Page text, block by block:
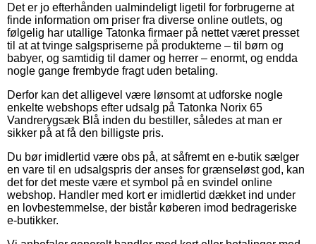
Det er jo efterhånden ualmindeligt ligetil for forbrugerne at
finde information om priser fra diverse online outlets, og
følgelig har utallige Tatonka firmaer på nettet været presset
til at at tvinge salgspriserne på produkterne – til børn og
babyer, og samtidig til damer og herrer – enormt, og endda
nogle gange frembyde fragt uden betaling.
Derfor kan det alligevel være lønsomt at udforske nogle
enkelte webshops efter udsalg på Tatonka Norix 65
Vandrerygsæk Blå inden du bestiller, således at man er
sikker på at få den billigste pris.
Du bør imidlertid være obs på, at såfremt en e-butik sælger
en vare til en udsalgspris der anses for grænseløst god, kan
det for det meste være et symbol på en svindel online
webshop. Handler med kort er imidlertid dækket ind under
en lovbestemmelse, der bistår køberen imod bedrageriske
e-butikker.